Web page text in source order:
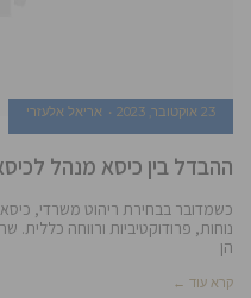
23 אוקטובר, 2023 אריאל אלעזרי
ההבדל בין כיסא מנהל
כשמדובר בבחירת ריהוט משרדי,
נוחות, פרודוקטיביות ורווחה כללית.
הן
קרא עוד ←